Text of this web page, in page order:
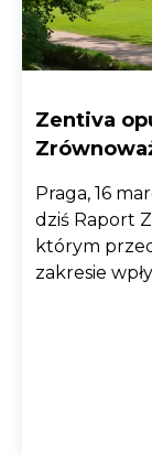
Zentiva
Praga, 16
dziś Raport
którym
zakresie